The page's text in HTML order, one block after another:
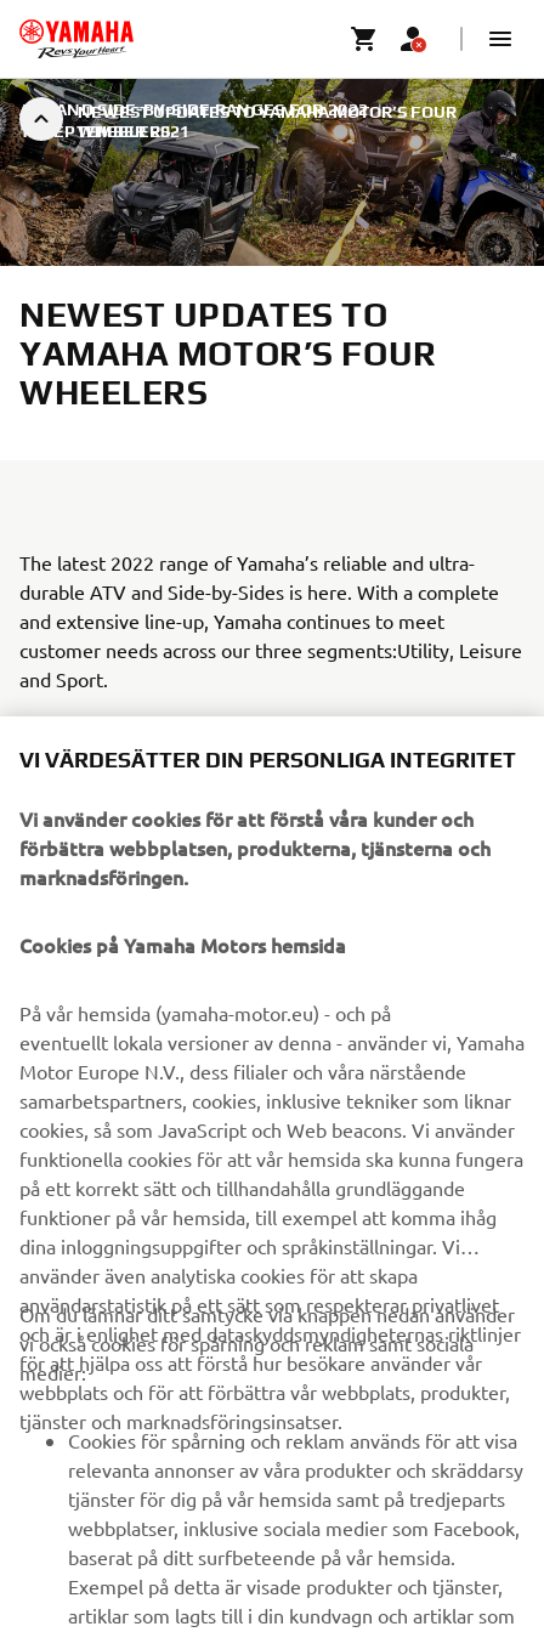
NEWEST UPDATES TO YAMAHA MOTOR’S FOUR
WHEELERS
ATV AND SIDE-BY-SIDE RANGES FOR 2022 |
14 SEPTEMBER 2021
NEWEST UPDATES TO
YAMAHA MOTOR’S FOUR
WHEELERS
The latest 2022 range of Yamaha’s reliable and ultra-
durable ATV and Side-by-Sides is here. With a complete
and extensive line-up, Yamaha continues to meet
customer needs across our three segments:Utility, Leisure
and Sport.
features as standard, the 2022 line-up continues to build
As we move forward, our commitment to inspire and to
help everyone is at the forefront of our products. From
rookie to expert, our message it simple: to create
our customers to live, work and play in the outdoors with
Discover the latest offering from Yamaha, with the 2022
ATV and Side-by-Side range!
DISCOVER THE RANGE
FÖRETAG
B2B
UTFORSKA YAMAHA
FAQ & SUPPORT
VI VÄRDESÄTTER DIN PERSONLIGA INTEGRITET
Vi använder cookies för att förstå våra kunder och
förbättra webbplatsen, produkterna, tjänsterna och
marknadsföringen.
Cookies på Yamaha Motors hemsida
På vår hemsida (yamaha-motor.eu) - och på
eventuellt lokala versioner av denna - använder vi, Yamaha
Motor Europe N.V., dess filialer och våra närstående
samarbetspartners, cookies, inklusive tekniker som liknar
cookies, så som JavaScript och Web beacons. Vi använder
funktionella cookies för att vår hemsida ska kunna fungera
på ett korrekt sätt och tillhandahålla grundläggande
funktioner på vår hemsida, till exempel att komma ihåg
dina inloggningsuppgifter och språkinställningar. Vi
använder även analytiska cookies för att skapa
användarstatistik på ett sätt som respekterar privatlivet
och är i enlighet med dataskyddsmyndigheternas riktlinjer
för att hjälpa oss att förstå hur besökare använder vår
webbplats och för att förbättra vår webbplats, produkter,
tjänster och marknadsföringsinsatser.
Om du lämnar ditt samtycke via knappen nedan använder
vi också cookies för spårning och reklam samt sociala
medier:
Cookies för spårning och reklam används för att visa
relevanta annonser av våra produkter och skräddarsy
tjänster för dig på vår hemsida samt på tredjeparts
webbplatser, inklusive sociala medier som Facebook,
baserat på ditt surfbeteende på vår hemsida.
Exempel på detta är visade produkter och tjänster,
artiklar som lagts till i din kundvagn och artiklar som